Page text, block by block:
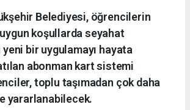
Belediyesi, öğrencilerin
koşullarda seyahat
bir uygulamayı hayata
abonman kart sistemi
toplu taşımadan çok daha
yararlanabilecek.